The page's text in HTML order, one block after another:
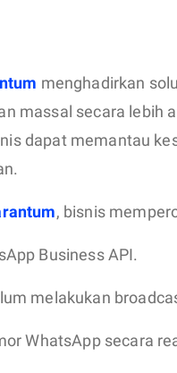
menghadirkan
massal secara lebih
dapat memantau
, bisnis
Business API.
melakukan
WhatsApp secara